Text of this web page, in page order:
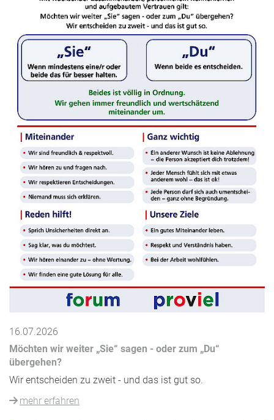
16.07.2026
Möchten wir weiter „Sie“ sagen - oder zum „Du“
übergehen?
Wir entscheiden zu zweit - und das ist gut so.
mehr erfahren